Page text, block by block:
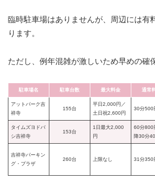
臨時駐車場はありませんが、周辺には有
ります。
ただし、例年混雑が激しいため早めの確
駐車場名 駐車台数 最大料金 通常
アットパーク吉
祥寺
155台
平日2,000円／
土日祝2,600円
30分500
タイムズヨドバ
シ吉祥寺
153台
1日最大2,000
円
60分800
降30分
吉祥寺パーキン
グ・プラザ
260台 上限なし 31分350